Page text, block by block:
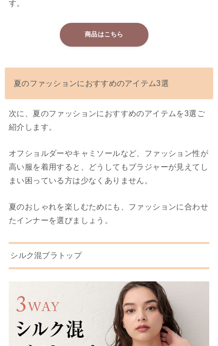
す。
商品はこちら
夏のファッションにおすすめのアイテム3選
次に、夏のファッションにおすすめのアイテムを3選ご
紹介します。
オフショルダーやキャミソールなど、ファッション性が
高い服を着用すると、どうしてもブラジャーが見えてし
まい困っている方は少なくありません。
夏のおしゃれを楽しむためにも、ファッションに合わせ
たインナーを選びましょう。
シルク混ブラトップ